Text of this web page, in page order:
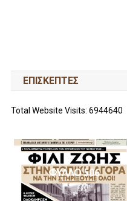
ΕΠΙΣΚΕΠΤΕΣ
Total Website Visits: 6944640
ΦΥΛΛΟ 506